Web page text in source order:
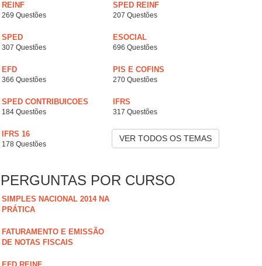
REINF
269 Questões
SPED REINF
207 Questões
SPED
307 Questões
ESOCIAL
696 Questões
EFD
366 Questões
PIS E COFINS
270 Questões
SPED CONTRIBUICOES
184 Questões
IFRS
317 Questões
IFRS 16
178 Questões
VER TODOS OS TEMAS
PERGUNTAS POR CURSO
SIMPLES NACIONAL 2014 NA
PRÁTICA
FATURAMENTO E EMISSÃO
DE NOTAS FISCAIS